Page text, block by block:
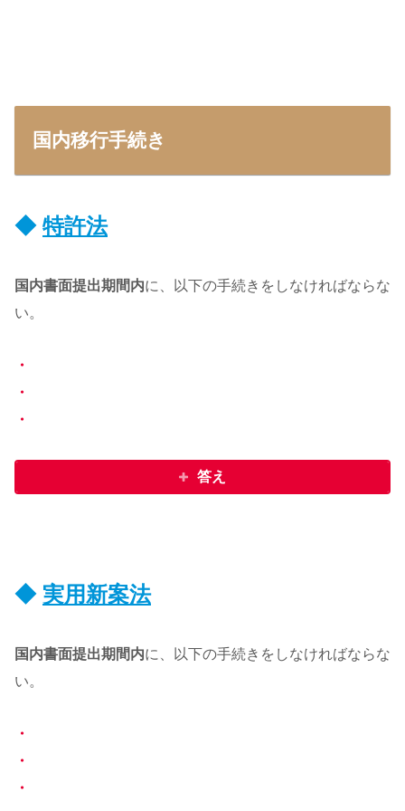
国内移行手続き
◆ 特許法
国内書面提出期間内に、以下の手続きをしなければならな
い。
・
・
・
答え
◆ 実用新案法
国内書面提出期間内に、以下の手続きをしなければならな
い。
・
・
・